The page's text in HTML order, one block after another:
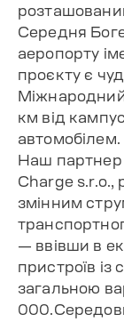
Середня
аеропорту
проєкту є
км від
автомобілем.
Наш партнер
Charge s.r.o.,
змінним
— ввівши в
пристроїв із
загальною